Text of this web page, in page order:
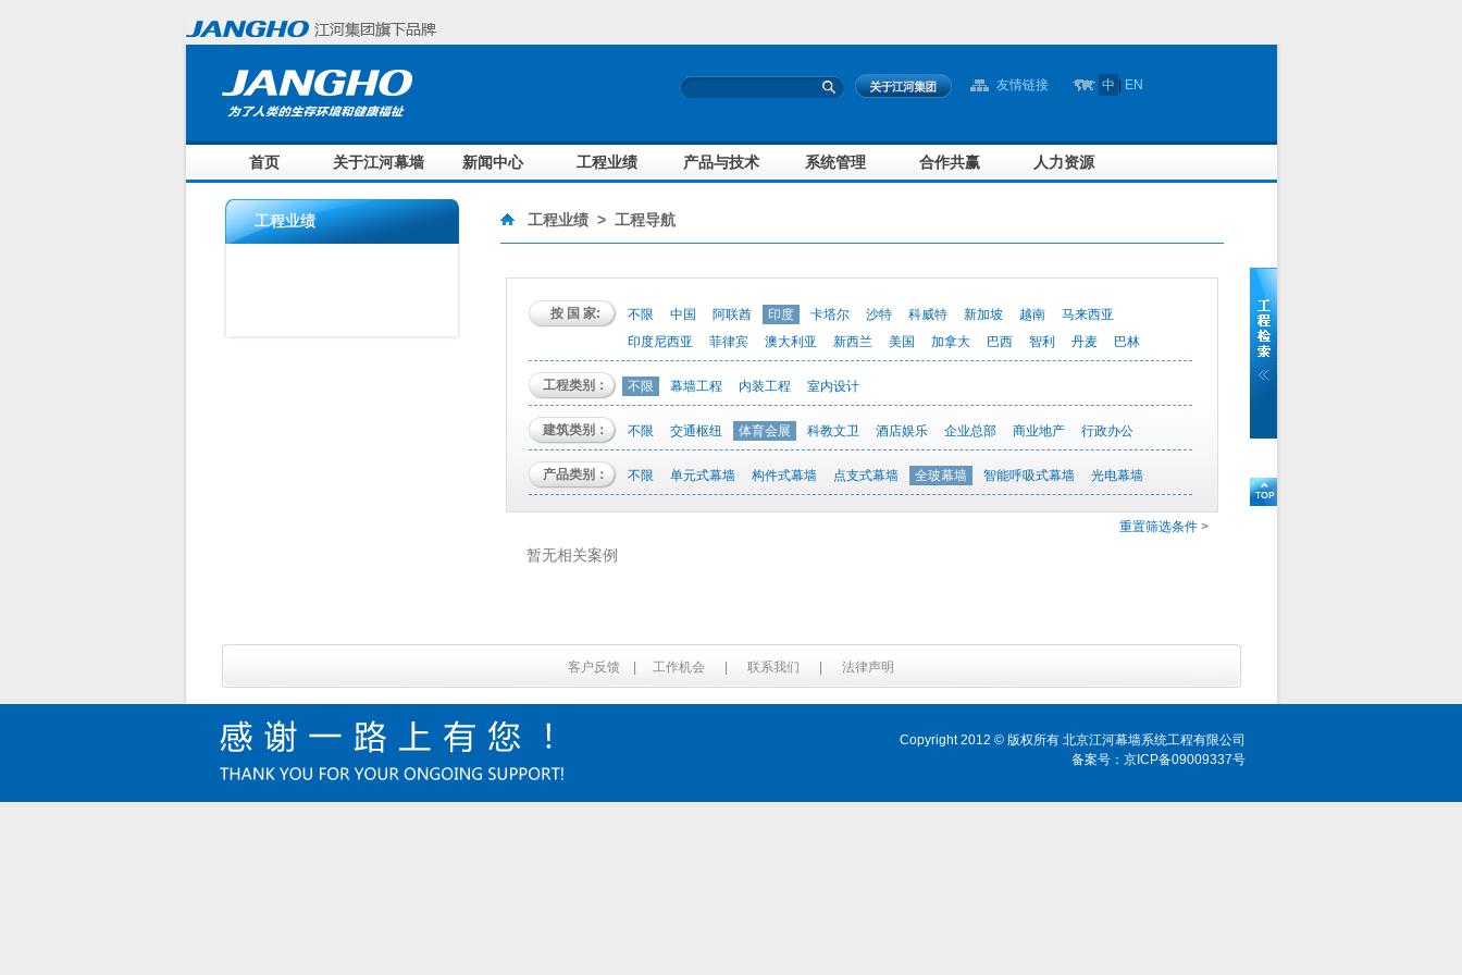
友情链接 中 EN
首页 关于江河幕墙 新闻中心 工程业绩 产品与技术 系统管理 合作共赢 人力资源
工程业绩 工程业绩> 工程导航
按 国 家: 不限 中国 阿联酋 印度 卡塔尔 沙特 科威特 新加坡 越南
马来西亚
印度尼西亚
菲律宾 澳大利亚 新西兰 美国 加拿大 巴西 智利 丹麦 巴林
工程类别： 不限 幕墙工程 内装工程 室内设计
建筑类别： 不限 交通枢纽 体育会展 科教文卫 酒店娱乐 企业总部 商业地产 行政办公
产品类别： 不限 单元式幕墙 构件式幕墙 点支式幕墙 全玻幕墙 智能呼吸式幕墙 光电幕墙
重置筛选条件>
暂无相关案例
客户反馈 工作机会 联系我们 法律声明
Copyright 2012 © 版权所有 北京江河幕墙系统工程有限公司
备案号：京ICP备09009337号